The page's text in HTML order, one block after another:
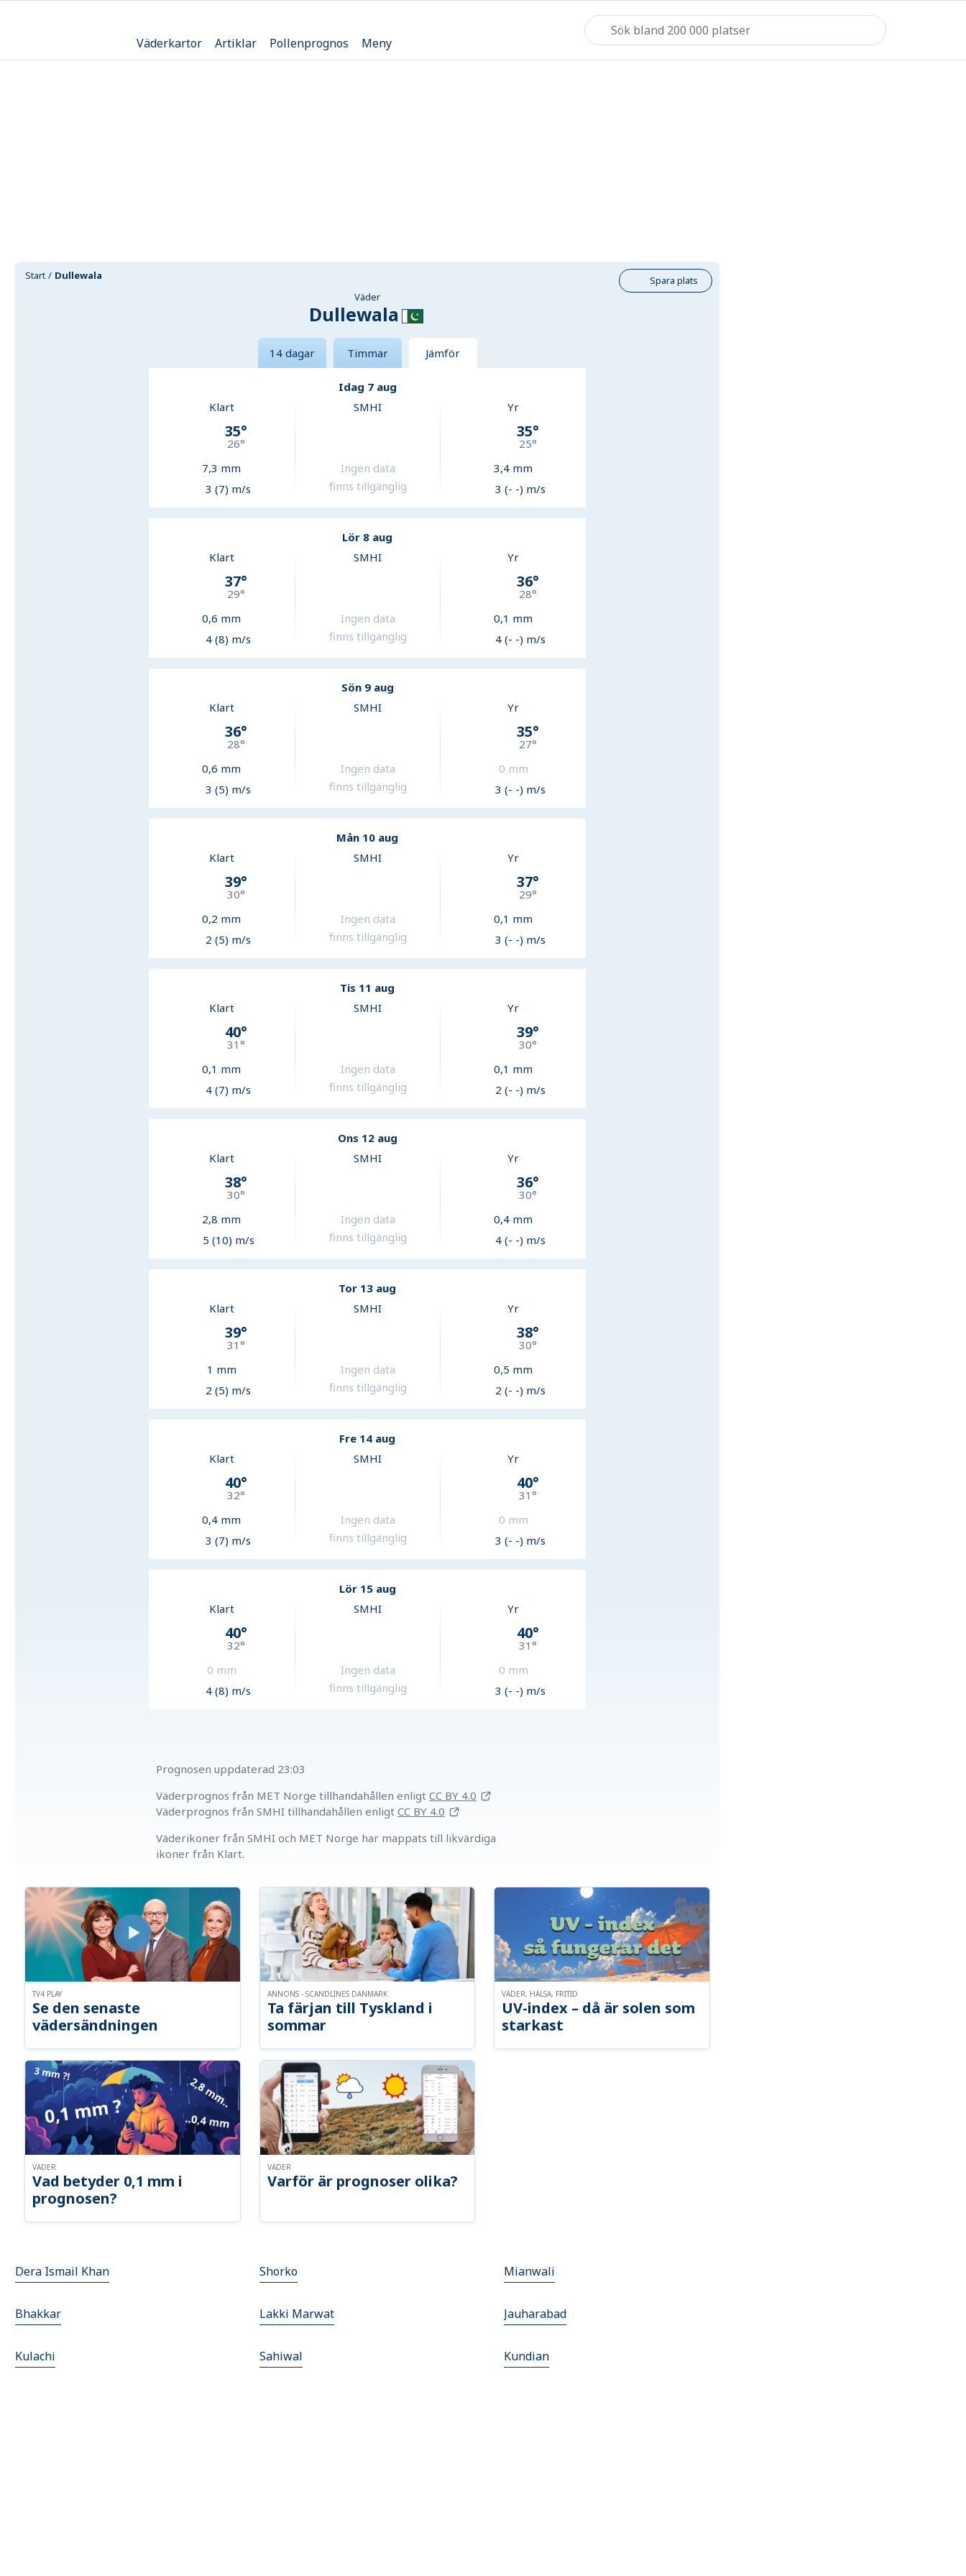
Väderkartor Artiklar Pollenprognos Meny
Start Dullewala
Spara plats
Väder
Dullewala
14 dagar Timmar Jämför
Idag 7 aug
Klart
35°
26°
7,3 mm
3 (7) m/s
SMHI
Ingen data
finns tillgänglig
Yr
35°
25°
3,4 mm
3 (- -) m/s
Lör 8 aug
Klart
37°
29°
0,6 mm
4 (8) m/s
SMHI
Ingen data
finns tillgänglig
Yr
36°
28°
0,1 mm
4 (- -) m/s
Sön 9 aug
Klart
36°
28°
0,6 mm
3 (5) m/s
SMHI
Ingen data
finns tillgänglig
Yr
35°
27°
0 mm
3 (- -) m/s
Mån 10 aug
Klart
39°
30°
0,2 mm
2 (5) m/s
SMHI
Ingen data
finns tillgänglig
Yr
37°
29°
0,1 mm
3 (- -) m/s
Tis 11 aug
Klart
40°
31 °
0,1 mm
4 (7) m/s
SMHI
Ingen data
finns tillgänglig
Yr
39°
30°
0,1 mm
2 (- -) m/s
Ons 12 aug
Klart
38°
30°
2,8 mm
5 (10) m/s
SMHI
Ingen data
finns tillgänglig
Yr
36°
30°
0,4 mm
4 (- -) m/s
Tor 13 aug
Klart
39°
31 °
1 mm
2 (5) m/s
SMHI
Ingen data
finns tillgänglig
Yr
38°
30°
0,5 mm
2 (- -) m/s
Fre 14 aug
Klart
40°
32°
0,4 mm
3 (7) m/s
SMHI
Ingen data
finns tillgänglig
Yr
40°
31 °
0 mm
3 (- -) m/s
Lör 15 aug
Klart
40°
32°
0 mm
4 (8) m/s
SMHI
Ingen data
finns tillgänglig
Yr
40°
31 °
0 mm
3 (- -) m/s
Prognosen uppdaterad 23:03
Väderprognos från MET Norge tillhandahållen enligt CC BY 4.0
Väderprognos från SMHI tillhandahållen enligt CC BY 4.0
Väderikoner från SMHI och MET Norge har mappats till likvärdiga
ikoner från Klart.
Se den senaste
vädersändningen
TV4 PLAY
Ta färjan till Tyskland i
sommar
ANNONS - SCANDLINES DANMARK
UV-index – då är solen som
starkast
VÄDER, HÄLSA, FRITID
Vad betyder 0,1 mm i
prognosen?
VÄDER
Varför är prognoser olika?
VÄDER
Dera Ismail Khan Shorko Mianwali
Bhakkar Lakki Marwat Jauharabad
Kulachi Sahiwal Kundian